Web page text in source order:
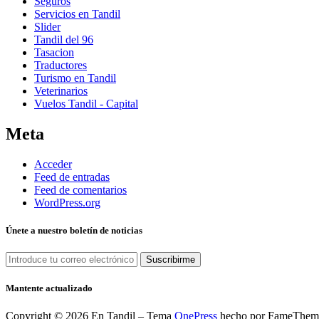
Servicios en Tandil
Slider
Tandil del 96
Tasacion
Traductores
Turismo en Tandil
Veterinarios
Vuelos Tandil - Capital
Meta
Acceder
Feed de entradas
Feed de comentarios
WordPress.org
Únete a nuestro boletín de noticias
Mantente actualizado
Copyright © 2026 En Tandil – Tema OnePress hecho por